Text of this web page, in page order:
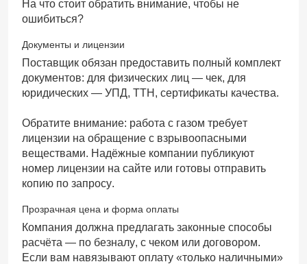
На что стоит обратить внимание, чтобы не
ошибиться?
Документы и лицензии
Поставщик обязан предоставить полный комплект
документов: для физических лиц — чек, для
юридических — УПД, ТТН, сертификаты качества.
Обратите внимание: работа с газом требует
лицензии на обращение с взрывоопасными
веществами. Надёжные компании публикуют
номер лицензии на сайте или готовы отправить
копию по запросу.
Прозрачная цена и форма оплаты
Компания должна предлагать законные способы
расчёта — по безналу, с чеком или договором.
Если вам навязывают оплату «только наличными»